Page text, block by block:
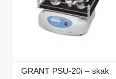
GRANT PSU-20i – skak